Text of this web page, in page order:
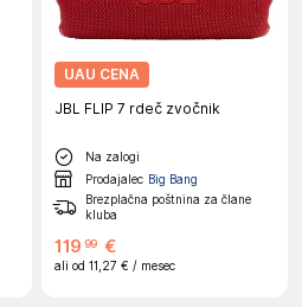
UAU CENA
JBL FLIP 7 rdeč zvočnik
Na zalogi
Prodajalec Big Bang
Brezplačna poštnina za člane
kluba
119 99 €
ali od 11,27 € / mesec